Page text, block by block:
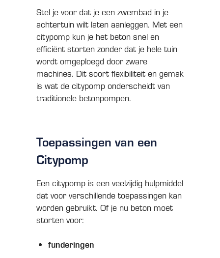
Stel je voor dat je een zwembad in je
achtertuin wilt laten aanleggen. Met een
citypomp kun je het beton snel en
efficiënt storten zonder dat je hele tuin
wordt omgeploegd door zware
machines. Dit soort flexibiliteit en gemak
is wat de citypomp onderscheidt van
traditionele betonpompen.
Toepassingen van een
Citypomp
Een citypomp is een veelzijdig hulpmiddel
dat voor verschillende toepassingen kan
worden gebruikt. Of je nu beton moet
storten voor:
funderingen